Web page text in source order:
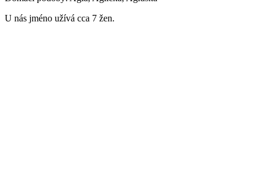
U nás jméno užívá cca 7 žen.